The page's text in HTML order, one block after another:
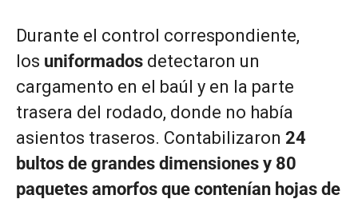
Durante el control correspondiente,
los uniformados detectaron un
cargamento en el baúl y en la parte
trasera del rodado, donde no había
asientos traseros. Contabilizaron 24
bultos de grandes dimensiones y 80
paquetes amorfos que contenían hojas de